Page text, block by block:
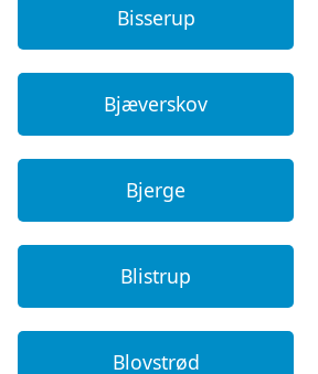
Bisserup
Bjæverskov
Bjerge
Blistrup
Blovstrød